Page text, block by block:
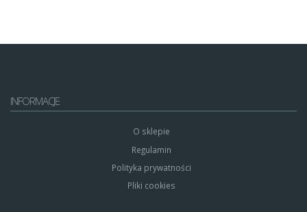
INFORMACJE
O sklepie
Regulamin
Polityka prywatności
Pliki cookies